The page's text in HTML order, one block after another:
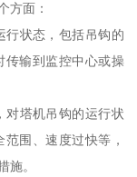
方面：
行状态，包括吊钩的
传输到监控中心或操
对塔机吊钩的运行状
围、速度过快等，
施。